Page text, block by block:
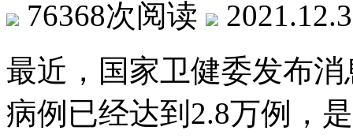
76368次阅读
最近，国家卫健委发布
病例已经达到2.8万例，